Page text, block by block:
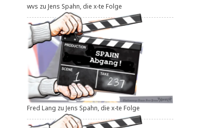
wvs zu Jens Spahn, die x-te Folge
Fred Lang zu Jens Spahn, die x-te Folge